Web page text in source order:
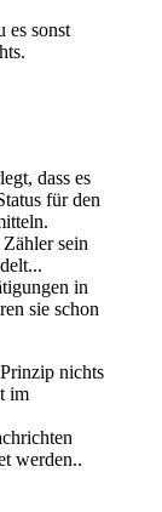
es sonst
dass es
für den
sein
in
sie schon
nichts
im
werden..